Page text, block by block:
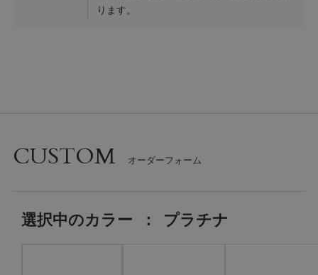
ります。
CUSTOM
選択中のカラー ： プラチナ